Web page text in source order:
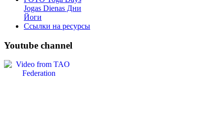
Jogas Dienas Дни
Йоги
Ссылки на ресурсы
Youtube channel